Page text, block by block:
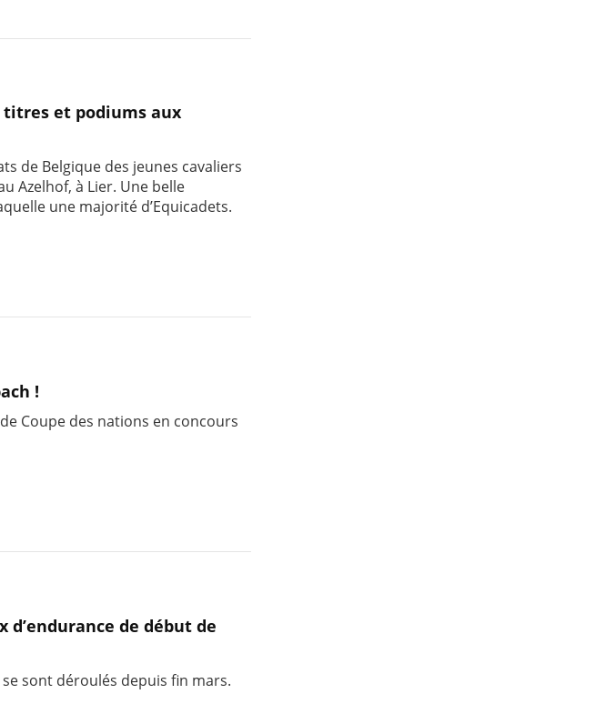
titres et podiums aux
de Belgique des jeunes cavaliers
Azelhof, à Lier. Une belle
une majorité d’Equicadets.
!
Coupe des nations en concours
de début de
sont déroulés depuis fin mars.